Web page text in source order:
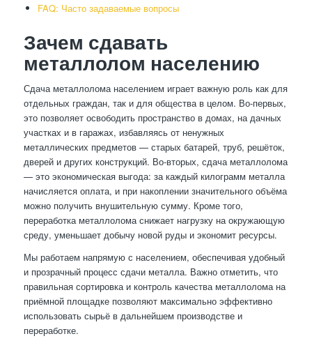
FAQ: Часто задаваемые вопросы
Зачем сдавать
металлолом населению
Сдача металлолома населением играет важную роль как для
отдельных граждан, так и для общества в целом. Во-первых,
это позволяет освободить пространство в домах, на дачных
участках и в гаражах, избавляясь от ненужных
металлических предметов — старых батарей, труб, решёток,
дверей и других конструкций. Во-вторых, сдача металлолома
— это экономическая выгода: за каждый килограмм металла
начисляется оплата, и при накоплении значительного объёма
можно получить внушительную сумму. Кроме того,
переработка металлолома снижает нагрузку на окружающую
среду, уменьшает добычу новой руды и экономит ресурсы.
Мы работаем напрямую с населением, обеспечивая удобный
и прозрачный процесс сдачи металла. Важно отметить, что
правильная сортировка и контроль качества металлолома на
приёмной площадке позволяют максимально эффективно
использовать сырьё в дальнейшем производстве и
переработке.